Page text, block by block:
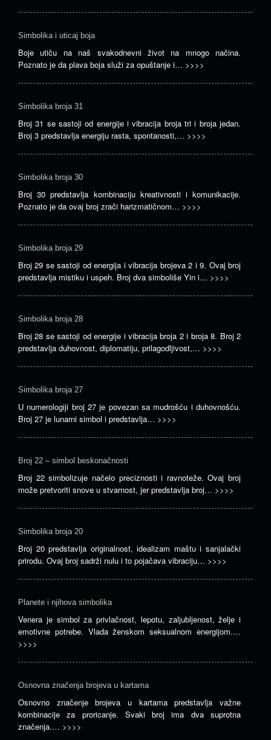
Simbolika i uticaj boja
Boje utiču na naš svakodnevni život na mnogo načina.
Poznato je da plava boja služi za opuštanje i… >>>>
Simbolika broja 31
Broj 31 se sastoji od energije i vibracija broja tri i broja jedan.
Broj 3 predstavlja energiju rasta, spontanosti,… >>>>
Simbolika broja 30
Broj 30 predstavlja kombinaciju kreativnosti i komunikacije.
Poznato je da ovaj broj zrači harizmatičnom… >>>>
Simbolika broja 29
Broj 29 se sastoji od energija i vibracija brojeva 2 i 9. Ovaj broj
predstavlja mistiku i uspeh. Broj dva simboliše Yin i… >>>>
Simbolika broja 28
Broj 28 se sastoji od energije i vibracija broja 2 i broja 8. Broj 2
predstavlja duhovnost, diplomatiju, prilagodljivost,… >>>>
Simbolika broja 27
U numerologiji broj 27 je povezan sa mudrošću i duhovnošću.
Broj 27 je lunarni simbol i predstavlja… >>>>
Broj 22 – simbol beskonačnosti
Broj 22 simbolizuje načelo preciznosti i ravnoteže. Ovaj broj
može pretvoriti snove u stvarnost, jer predstavlja broj… >>>>
Simbolika broja 20
Broj 20 predstavlja originalnost, idealizam maštu i sanjalački
prirodu. Ovaj broj sadrži nulu i to pojačava vibraciju… >>>>
Planete i njihova simbolika
Venera je simbol za privlačnost, lepotu, zaljubljenost, želje i
emotivne potrebe. Vlada ženskom seksualnom energijom.…
>>>>
Osnovna značenja brojeva u kartama
Osnovno značenje brojeva u kartama predstavlja važne
kombinacije za proricanje. Svaki broj ima dva suprotna
značenja.… >>>>